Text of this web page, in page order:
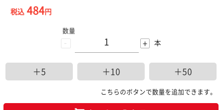
税込484円
-
数量
+ 本
＋5 ＋10 ＋50
こちらのボタンで数量を追加できます。